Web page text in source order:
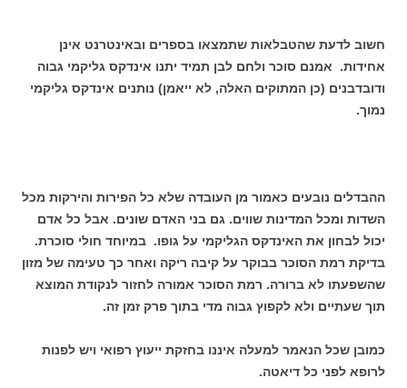
חשוב לדעת שהטבלאות שתמצאו בספרים ובאינטרנט אינן
אחידות. אמנם סוכר ולחם לבן תמיד יתנו אינדקס גליקמי גבוה
ודובדבנים (כן המתוקים האלה, לא ייאמן) נותנים אינדקס גליקמי
נמוך.
ההבדלים נובעים כאמור מן העובדה שלא כל הפירות והירקות מכל
השדות ומכל המדינות שווים. גם בני האדם שונים. אבל כל אדם
יכול לבחון את האינדקס הגליקמי על גופו. במיוחד חולי סוכרת.
בדיקת רמת הסוכר בבוקר על קיבה ריקה ואחר כך טעימה של מזון
שהשפעתו לא ברורה. רמת הסוכר אמורה לחזור לנקודת המוצא
תוך שעתיים ולא לקפוץ גבוה מדי בתוך פרק זמן זה.
כמובן שכל הנאמר למעלה איננו בחזקת ייעוץ רפואי ויש לפנות
לרופא לפני כל דיאטה.